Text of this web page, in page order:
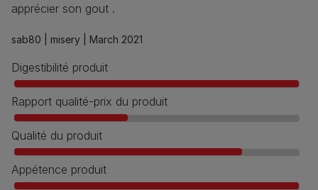
apprécier son gout .
sab80 | misery | March 2021
Digestibilité produit
Rapport qualité-prix du produit
Qualité du produit
Appétence produit